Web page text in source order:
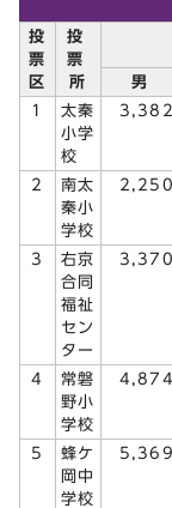
投
票
区
投
票
所
男
1
太秦
小学
校
3,382
2
南太
秦小
学校
2,250
3
右京
合同
福祉
セン
ター
3,370
4
常磐
野小
学校
4,874
5
蜂ケ
岡中
学校
5,369